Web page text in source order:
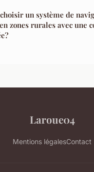
un système de
zones rurales avec une
Laroue04
Mentions légalesContact